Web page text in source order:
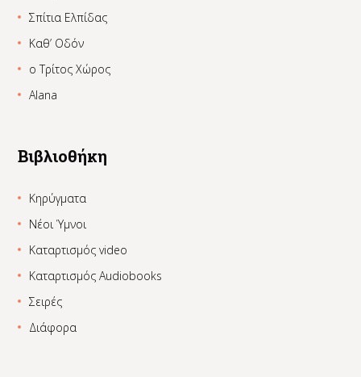
Σπίτια Ελπίδας
Καθ’ Οδόν
ο Τρίτος Χώρος
Alana
Βιβλιοθήκη
Κηρύγματα
Νέοι Ύμνοι
Καταρτισμός video
Καταρτισμός Audiobooks
Σειρές
Διάφορα